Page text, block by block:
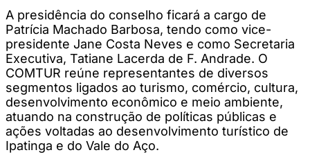
A presidência do conselho ficará a cargo de
Patrícia Machado Barbosa, tendo como vice-
presidente Jane Costa Neves e como Secretaria
Executiva, Tatiane Lacerda de F. Andrade. O
COMTUR reúne representantes de diversos
segmentos ligados ao turismo, comércio, cultura,
desenvolvimento econômico e meio ambiente,
atuando na construção de políticas públicas e
ações voltadas ao desenvolvimento turístico de
Ipatinga e do Vale do Aço.